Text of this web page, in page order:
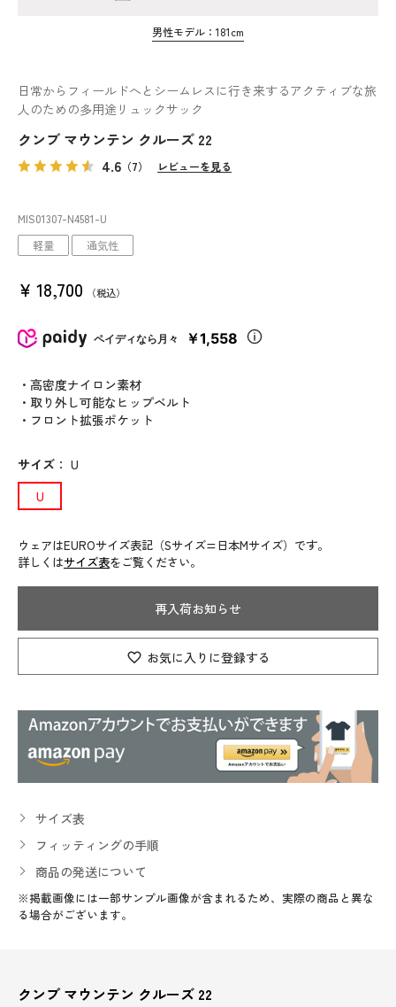
日常からフィールドへとシームレスに行き来するアクティブな旅
人のための多用途リュックサック
クンブ マウンテン クルーズ 22
4.6 （7） レビューを見る
MIS01307-N4581-U
軽量 通気性
¥ 18,700 税込
ペイディなら月々 ￥1,558
・高密度ナイロン素材
・取り外し可能なヒップベルト
・フロント拡張ポケット
男性モデル：181cm
サイズ ： U
U
ウェアはEUROサイズ表記（Sサイズ=日本Mサイズ）です。
詳しくはサイズ表をご覧ください。
再入荷お知らせ
お気に入りに登録する
サイズ表
フィッティングの手順
商品の発送について
※掲載画像には一部サンプル画像が含まれるため、実際の商品と異な
る場合がございます。
クンブ マウンテン クルーズ 22